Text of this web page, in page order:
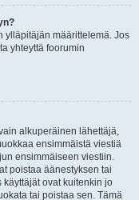
ylläpitäjän määrittelemä. Jos
yhteyttä foorumin
alkuperäinen lähettäjä,
ensimmäistä viestiä
ensimmäiseen viestiin.
poistaa äänestyksen tai
käyttäjät ovat kuitenkin jo
tai poistaa sen. Tämä